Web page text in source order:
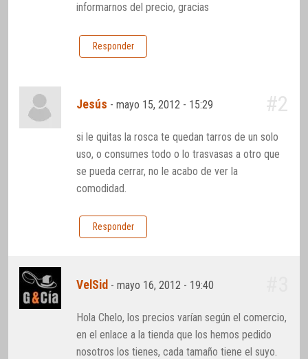
informarnos del precio, gracias
Responder
Jesús -mayo 15, 2012 - 15:29 #2
si le quitas la rosca te quedan tarros de un solo
uso, o consumes todo o lo trasvasas a otro que
se pueda cerrar, no le acabo de ver la
comodidad.
Responder
VelSid -mayo 16, 2012 - 19:40
Hola Chelo, los precios varían según el comercio,
en el enlace a la tienda que los hemos pedido
nosotros los tienes, cada tamaño tiene el suyo.